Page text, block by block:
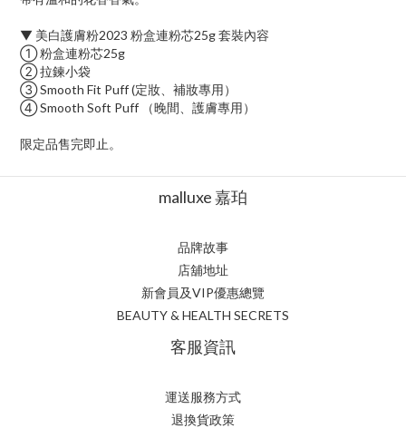
▼ 美白護膚粉2023 粉盒連粉芯25g 套裝內容
① 粉盒連粉芯25g
② 拉鍊小袋
③ Smooth Fit Puff (定妝、補妝專用）
④ Smooth Soft Puff （晚間、護膚專用）
限定品售完即止。
malluxe 嘉珀
品牌故事
店舖地址
新會員及VIP優惠總覽
BEAUTY & HEALTH SECRETS
客服資訊
運送服務方式
退換貨政策